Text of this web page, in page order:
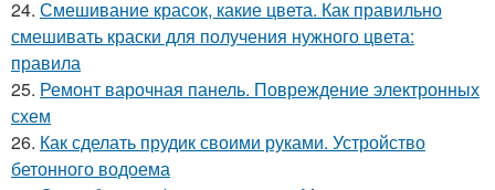
24. Смешивание красок, какие цвета. Как правильно
смешивать краски для получения нужного цвета:
правила
25. Ремонт варочная панель. Повреждение электронных
схем
26. Как сделать прудик своими руками. Устройство
бетонного водоема